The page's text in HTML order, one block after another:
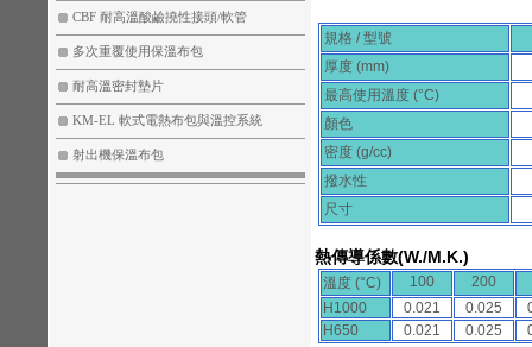
CBF 耐高溫酸鹼撓性接頭/軟管
多次重覆使用保溫布包
耐高溫密封墊片
KM-EL 軟式電熱布包與溫控系統
射出機保溫布包
規格 / 型號
厚度 (mm)
最高使用溫度 (°C)
顏色
密度 (g/cc)
撥水性
尺寸
熱傳導係數(W./M.K.)
溫度 (°C) 100
200
H1000
0.021 0.025
H650
0.021 0.025